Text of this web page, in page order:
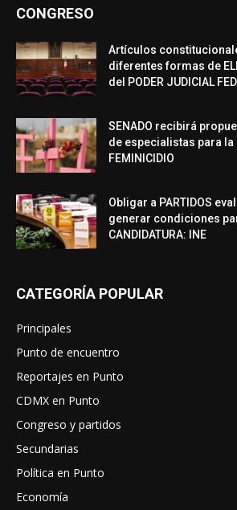
CONGRESO
Artículos
diferentes formas de
del PODER JUDICIAL
SENADO recibirá
de especialistas para
FEMINICIDIO
Obligar a PARTIDOS
generar condiciones
CANDIDATURA: INE
CATEGORÍA POPULAR
Principales
Punto de encuentro
Reportajes en Punto
CDMX en Punto
Congreso y partidos
Secundarias
Política en Punto
Economía